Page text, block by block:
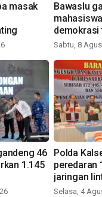
masak
Bawaslu
demokrasi
digital
Sabtu, 8
46
1.145
Polda
peredaran
jaringan
Selasa, 4